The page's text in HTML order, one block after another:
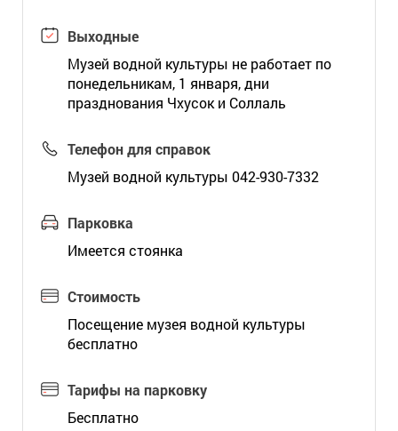
Выходные
Музей водной культуры не работает по
понедельникам, 1 января, дни
празднования Чхусок и Соллаль
Телефон для справок
Музей водной культуры 042-930-7332
Парковка
Имеется стоянка
Стоимость
Посещение музея водной культуры
бесплатно
Тарифы на парковку
Бесплатно